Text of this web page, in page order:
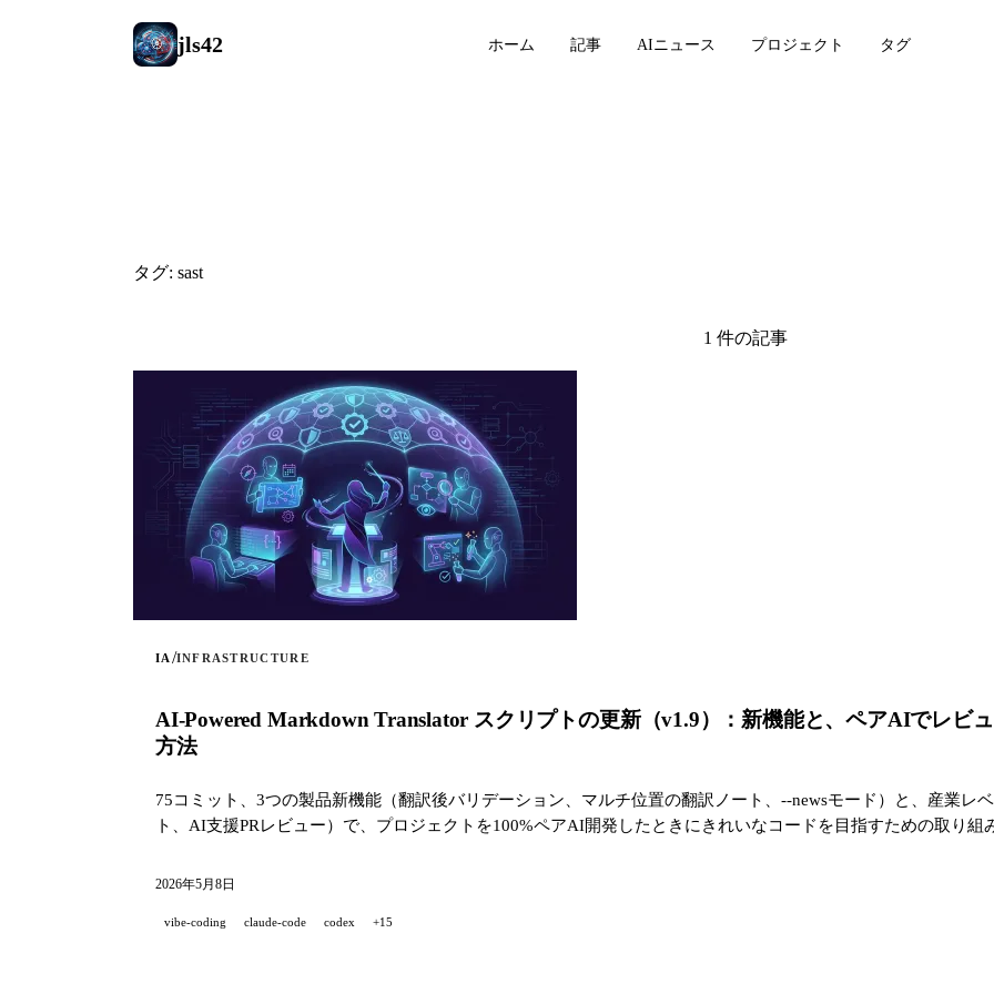
jls42 ホーム 記事 AIニュース プロジェクト タグ
タグ: sast
1 件の記事
IA /INFRASTRUCTURE
AI-Powered Markdown Translator スクリプトの更新（v1.9）：新機能と、ペアAIでレビ
方法
75コミット、3つの製品新機能（翻訳後バリデーション、マルチ位置の翻訳ノート、--newsモード）と、産業レ
ト、AI支援PRレビュー）で、プロジェクトを100%ペアAI開発したときにきれいなコードを目指すための取り組
2026年5月8日
vibe-coding claude-code codex +15